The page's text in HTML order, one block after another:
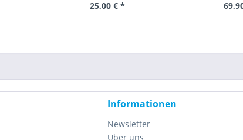
25,00 € *
Informationen
Newsletter
Über uns